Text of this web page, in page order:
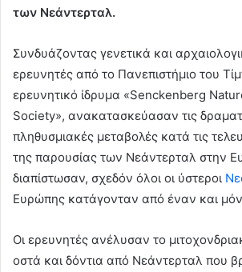
των Νεάντερταλ.
Συνδυάζοντας γενετικά και
ερευνητές από το Πανεπιστήμιο του
ερευνητικό ίδρυμα «Senckenberg
Society», ανακατασκεύασαν τις
πληθυσμιακές μεταβολές κατά τις
της παρουσίας των Νεάντερταλ στην
διαπίστωσαν, σχεδόν όλοι οι ύστεροι
Ευρώπης κατάγονταν από έναν και
Οι ερευνητές ανέλυσαν το
οστά και δόντια από Νεάντερταλ που